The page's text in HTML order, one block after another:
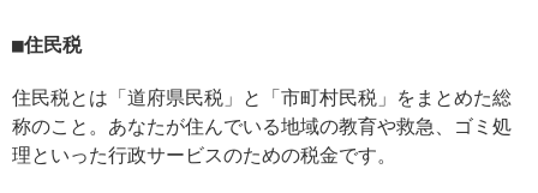
住民税
住民税とは「道府県民税」と「市町村民税」をまとめた総
称のこと。あなたが住んでいる地域の教育や救急、ゴミ処
理といった行政サービスのための税金です。